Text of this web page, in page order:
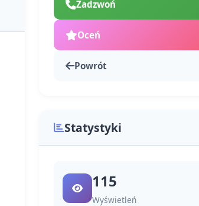
Zadzwoń
Oceń
Powrót
Statystyki
115
Wyświetleń